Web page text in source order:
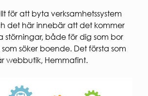
INTERNET
& TV
SOPOR
OCH
KÄLLSORTERING
Snöröjning
BLANKETTER
AKTIVA
ENKÄTER
OCH
Års- och
för att byta verksamhetssystem
det här innebär att det kommer
störningar, både för dig som bor
som söker boende. Det första som
webbutik, Hemmafint.